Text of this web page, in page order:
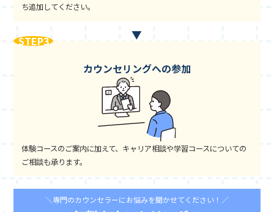
ち追加してください。
STEP3
カウンセリングへの参加
体験コースのご案内に加えて、キャリア相談や学習コースについての
ご相談も承ります。
＼専門のカウンセラーにお悩みを聞かせてください！／